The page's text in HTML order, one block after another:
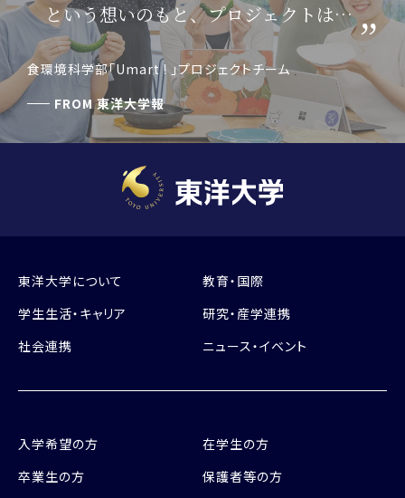
という想いのもと、プロジェクトはス
タートしました。
食環境科学部「Umart ! 」プロジェクトチーム
FROM東洋大学報
東洋大学について
教育・国際
学生生活・キャリア
研究・産学連携
社会連携
ニュース・イベント
入学希望の方
在学生の方
卒業生の方
保護者等の方